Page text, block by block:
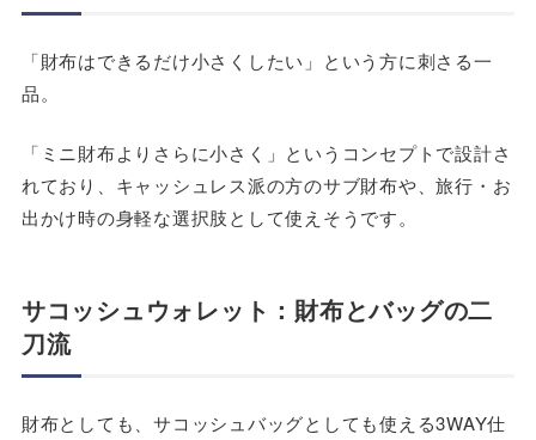
「財布はできるだけ小さくしたい」という方に刺さる一
品。
「ミニ財布よりさらに小さく」というコンセプトで設計さ
れており、キャッシュレス派の方のサブ財布や、旅行・お
出かけ時の身軽な選択肢として使えそうです。
サコッシュウォレット：財布とバッグの二
刀流
財布としても、サコッシュバッグとしても使える3WAY仕